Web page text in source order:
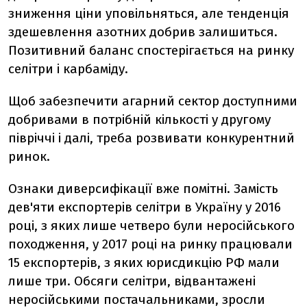
зниження ціни уповільняться, але тенденція
здешевлення азотних добрив залишиться.
Позитивний баланс спостерігається на ринку
селітри і карбаміду.
Щоб забезпечити агарний сектор доступними
добривами в потрібній кількості у другому
півріччі і далі, треба розвивати конкурентний
ринок.
Ознаки диверсифікації вже помітні. Замість
дев'яти експортерів селітри в Україну у 2016
році, з яких лише четверо були неросійського
походження, у 2017 році на ринку працювали
15 експортерів, з яких юрисдикцію РФ мали
лише три. Обсяги селітри, відвантажені
неросійськими постачальниками, зросли